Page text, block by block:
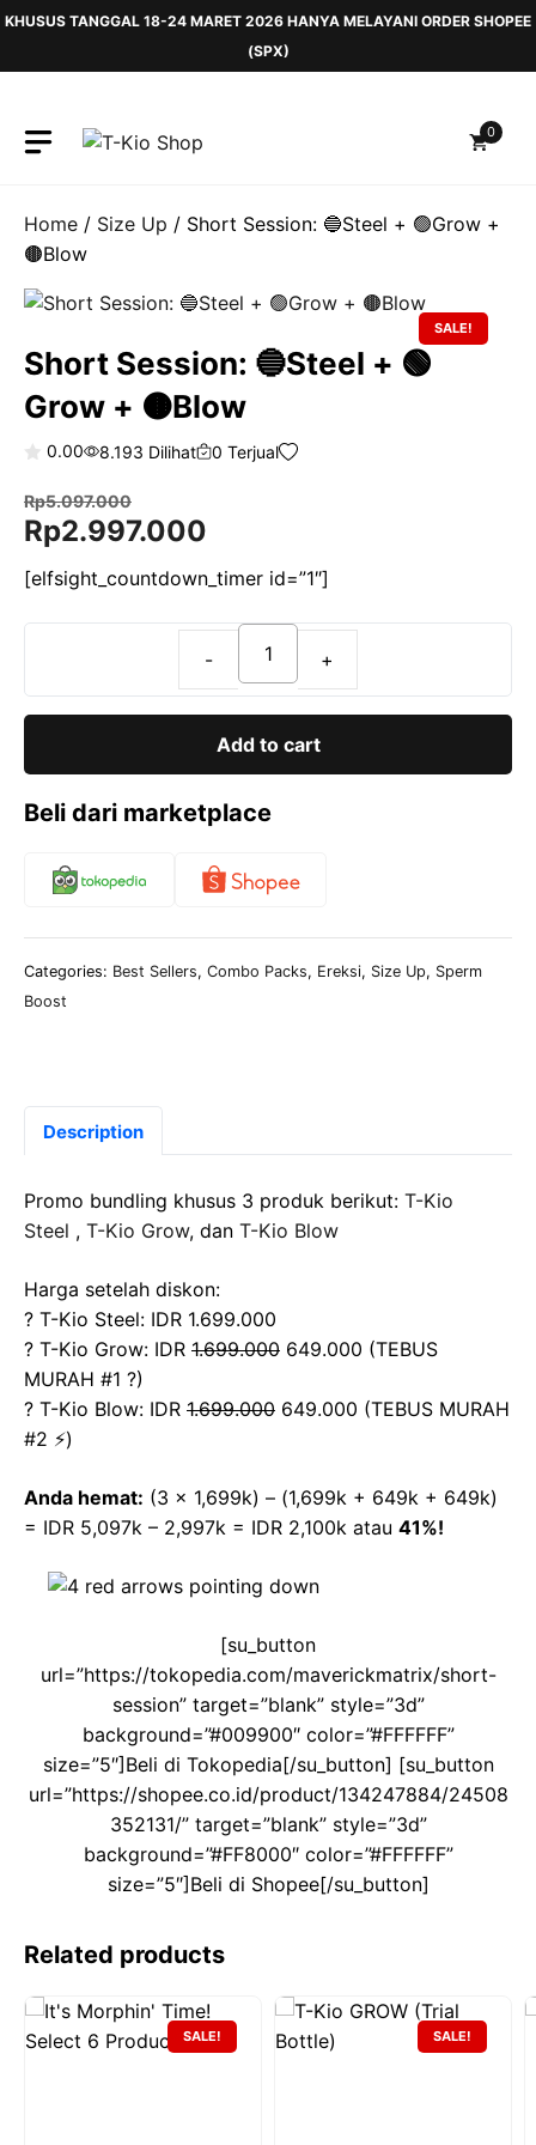
Skip
content
KHUSUS TANGGAL 18-24 MARET 2026 HANYA MELAYANI ORDER SHOPEE
(SPX)
0
Home / Size Up / Short Session: 🔵Steel + 🟢Grow +
🟤Blow
SALE!
Short Session: 🔵Steel + 🟢
Grow + 🟤Blow
o
u
o
5
0.00 8.193 Dilihat 0 Terjual
Rp5.097.000
Original
was:
Rp5.097.000.
Rp2.997.000
is:
Rp2.997.000.
[elfsight_countdown_timer id=”1″]
Session:
Grow
🟤
quantity
Add to cart
Beli dari marketplace
Categories: Best Sellers, Combo Packs, Ereksi, Size Up, Sperm
Boost
Description
Promo bundling khusus 3 produk berikut: T-Kio
Steel , T-Kio Grow, dan T-Kio Blow
Harga setelah diskon:
? T-Kio Steel: IDR 1.699.000
? T-Kio Grow: IDR 1.699.000 649.000 (TEBUS
MURAH #1 ?)
? T-Kio Blow: IDR 1.699.000 649.000 (TEBUS MURAH
#2 ⚡)
Anda hemat: (3 x 1,699k) – (1,699k + 649k + 649k)
= IDR 5,097k – 2,997k = IDR 2,100k atau 41%!
[su_button
url=”https://tokopedia.com/maverickmatrix/short-
session” target=”blank” style=”3d”
background=”#009900″ color=”#FFFFFF”
size=”5″]Beli di Tokopedia[/su_button] [su_button
url=”https://shopee.co.id/product/134247884/24508
352131/” target=”blank” style=”3d”
background=”#FF8000″ color=”#FFFFFF”
size=”5″]Beli di Shopee[/su_button]
Related products
SALE! SALE!